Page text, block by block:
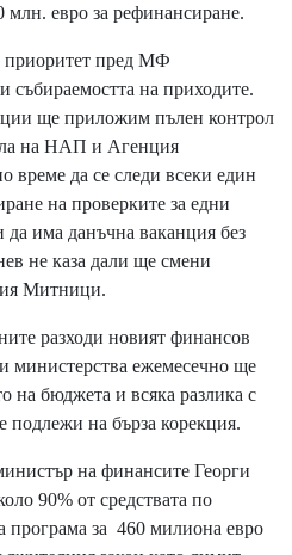
млн. евро за рефинансиране.
приоритет пред МФ
събираемостта на приходите.
ще приложим пълен контрол
на НАП и Агенция
време да се следи всеки един
на проверките за едни
да има данъчна ваканция без
не каза дали ще смени
Митници.
разходи новият финансов
министерства ежемесечно ще
на бюджета и всяка разлика с
подлежи на бърза корекция.
на финансите Георги
90% от средствата по
програма за 460 милиона евро